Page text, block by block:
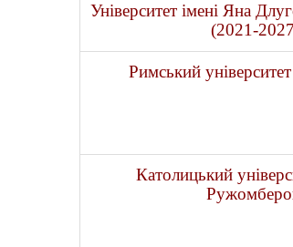
Університет імені Яна
(2021-
Римський
Католицький